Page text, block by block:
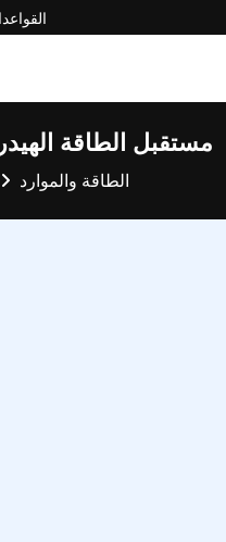
القواعد
مستقبل الطاقة
الطاقة والموارد